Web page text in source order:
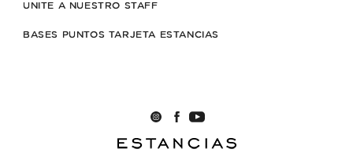
UNITE A NUESTRO STAFF
BASES PUNTOS TARJETA ESTANCIAS